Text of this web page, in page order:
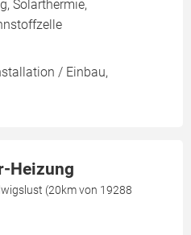
Solarthermie,
/ Einbau,
Heizung
(20km von 19288